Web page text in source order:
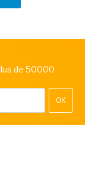
de 50000
OK